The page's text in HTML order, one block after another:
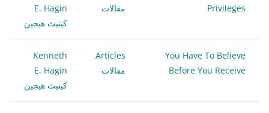
Privileges
مقالات
E. Hagin
كينيث هيجين
You Have To Believe
Before You Receive
Articles
مقالات
Kenneth
E. Hagin
كينيث هيجين